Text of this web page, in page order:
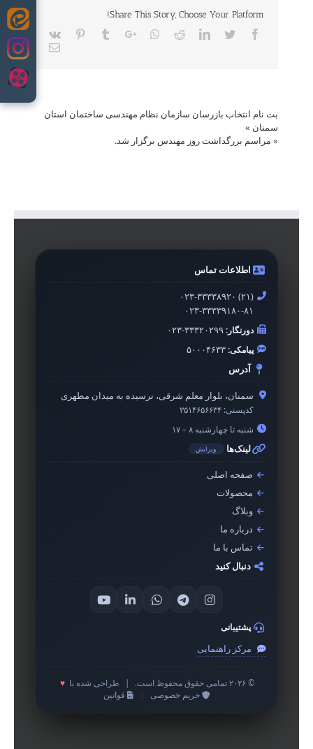
to
Share This Story, Choose Your Platform!
Facebook
Twitter
LinkedIn
Reddit
Whatsapp
Google+
Tumblr
Pinterest
Vk
Email
بت­ نام انتخاب بازرسان سازمان نظام مهندسی ساختمان استان
سمنان »
« مراسم بزرگداشت روز مهندس برگزار شد.
اطلاعات تماس
۰۲۳-۳۳۳۳۸۹۲۰ (۲۱)
۰۲۳-۳۳۳۳۹۱۸۰-۸۱
دورنگار:۰۲۳-۳۳۳۲۰۲۹۹
پیامکی:۵۰۰۰۴۶۳۳
آدرس
سمنان، بلوار معلم شرقی، نرسیده به میدان مطهری
کدپستی: ۳۵۱۴۶۵۶۶۳۴
شنبه تا چهارشنبه ۸ – ۱۷
لینک‌ها ویرایش
صفحه اصلی
محصولات
وبلاگ
درباره ما
تماس با ما
دنبال کنید
پشتیبانی
مرکز راهنمایی
© ۲۰۲۶ تمامی حقوق محفوظ است. طراحی شده با ♥
حریم خصوصی
قوانین